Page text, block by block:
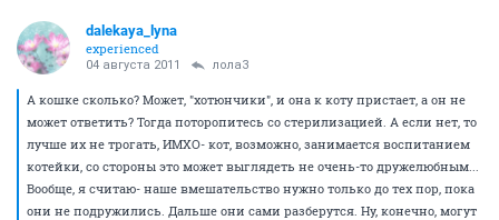
dalekaya_lyna
experienced
04 августа 2011 лола3
А кошке сколько? Может, "хотюнчики", и она к коту пристает, а он не
может ответить? Тогда поторопитесь со стерилизацией. А если нет, то
лучше их не трогать, ИМХО- кот, возможно, занимается воспитанием
котейки, со стороны это может выглядеть не очень-то дружелюбным...
Вообще, я считаю- наше вмешательство нужно только до тех пор, пока
они не подружились. Дальше они сами разберутся. Ну, конечно, могут